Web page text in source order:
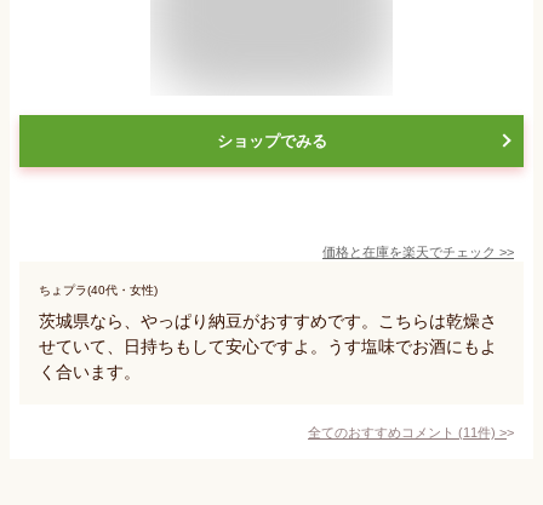
ショップでみる
価格と在庫を楽天でチェック >>
ちょプラ(40代・女性)
茨城県なら、やっぱり納豆がおすすめです。こちらは乾燥さ
せていて、日持ちもして安心ですよ。うす塩味でお酒にもよ
く合います。
全てのおすすめコメント (11件) >